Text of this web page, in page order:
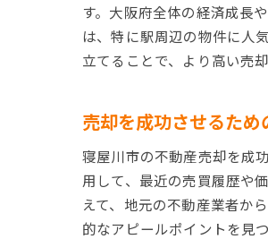
す。大阪府全体の経済成長
は、特に駅周辺の物件に人
立てることで、より高い売
売却を成功させるた
寝屋川市の不動産売却を成
用して、最近の売買履歴や
えて、地元の不動産業者か
的なアピールポイントを見